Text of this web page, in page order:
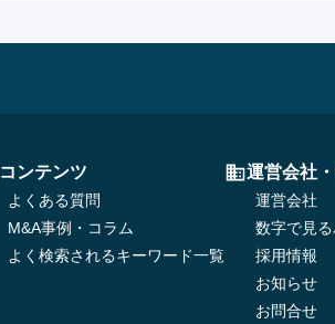
コンテンツ
よくある質問
M&A事例・コラム
よく検索されるキーワード一覧
運営会社
運営会社
数字で見
採用情報
お知らせ
お問合せ